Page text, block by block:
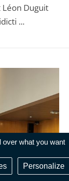
over what you want
Personalize
Duguit
...